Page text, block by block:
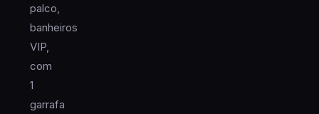
palco,
banheiros
VIP,
com
1
garrafa